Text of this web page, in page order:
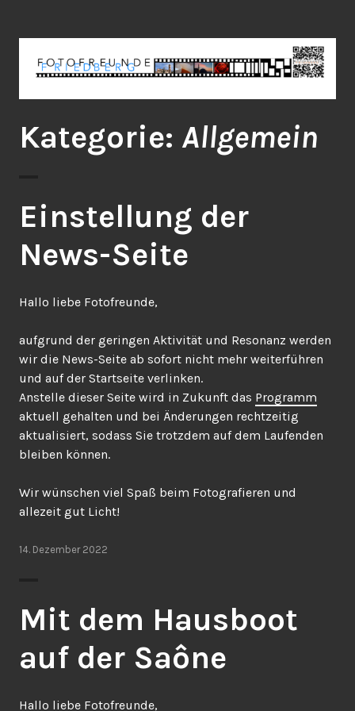
Kategorie: Allgemein
Einstellung der
News-Seite
Hallo liebe Fotofreunde,
aufgrund der geringen Aktivität und Resonanz werden
wir die News-Seite ab sofort nicht mehr weiterführen
und auf der Startseite verlinken.
Anstelle dieser Seite wird in Zukunft das Programm
aktuell gehalten und bei Änderungen rechtzeitig
aktualisiert, sodass Sie trotzdem auf dem Laufenden
bleiben können.
Wir wünschen viel Spaß beim Fotografieren und
allezeit gut Licht!
14. Dezember 2022
Mit dem Hausboot
auf der Saône
Hallo liebe Fotofreunde,